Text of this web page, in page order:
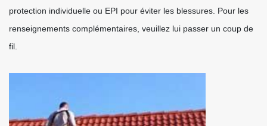
protection individuelle ou EPI pour éviter les blessures. Pour les
renseignements complémentaires, veuillez lui passer un coup de
fil.